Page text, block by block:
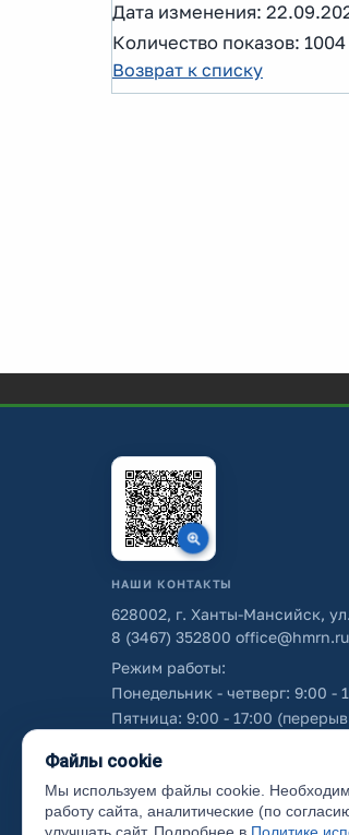
Дата изменения:
Количество показов: 1004
Возврат к списку
НАШИ КОНТАКТЫ
628002, г. Ханты-Мансийск,
8 (3467) 352800 office@hmrn.ru
Режим работы:
Понедельник - четверг: 9:00 -
Пятница: 9:00 - 17:00
Об использовании
Файлы cookie
Мы используем файлы cookie.
работу сайта, аналитические (по